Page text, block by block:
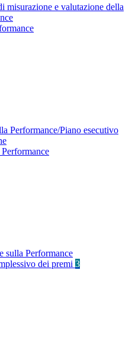
misurazione e valutazione della
Performance/Piano esecutivo
sulla Performance
dei premi 3